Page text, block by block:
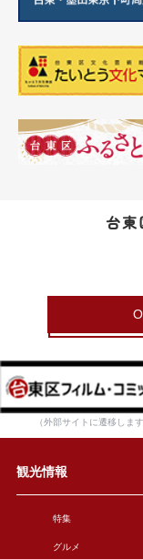
台東
（外部サイトに遷移します
観光情報
特集
グルメ